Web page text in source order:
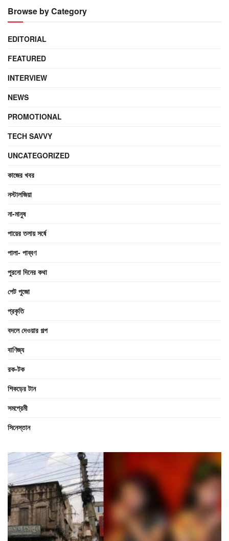
Browse by Category
EDITORIAL
FEATURED
INTERVIEW
NEWS
PROMOTIONAL
TECH SAVVY
UNCATEGORIZED
কাজের খবর
নস্টালজিয়া
না-মানুষ
পায়ের তলায় সর্ষে
পালা- পাব্বণ
পুরনো দিনের কথা
পেট পুজো
প্রকৃতি
বদলে দেওয়ার গল্প
বাণিজ্য
রক-টক
শিকড়ের টান
সমপ্রেমী
সিনেস্তান